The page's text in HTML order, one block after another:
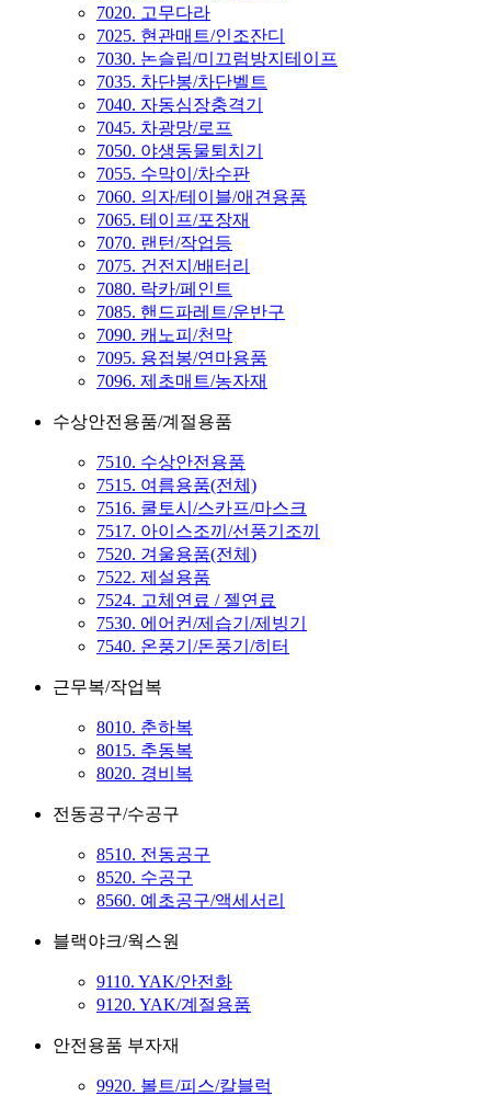
7020. 고무다라
7025. 현관매트/인조잔디
7030. 논슬립/미끄럼방지테이프
7035. 차단봉/차단벨트
7040. 자동심장충격기
7045. 차광망/로프
7050. 야생동물퇴치기
7055. 수막이/차수판
7060. 의자/테이블/애견용품
7065. 테이프/포장재
7070. 랜턴/작업등
7075. 건전지/배터리
7080. 락카/페인트
7085. 핸드파레트/운반구
7090. 캐노피/천막
7095. 용접봉/연마용품
7096. 제초매트/농자재
수상안전용품/계절용품
7510. 수상안전용품
7515. 여름용품(전체)
7516. 쿨토시/스카프/마스크
7517. 아이스조끼/선풍기조끼
7520. 겨울용품(전체)
7522. 제설용품
7524. 고체연료 / 젤연료
7530. 에어컨/제습기/제빙기
7540. 온풍기/돈풍기/히터
근무복/작업복
8010. 춘하복
8015. 추동복
8020. 경비복
전동공구/수공구
8510. 전동공구
8520. 수공구
8560. 예초공구/액세서리
블랙야크/웍스원
9110. YAK/안전화
9120. YAK/계절용품
안전용품 부자재
9920. 볼트/피스/칼블럭